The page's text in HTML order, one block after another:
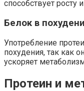
способствует
Белок в
Употребление
похудения, так как
ускоряет
Протеин и